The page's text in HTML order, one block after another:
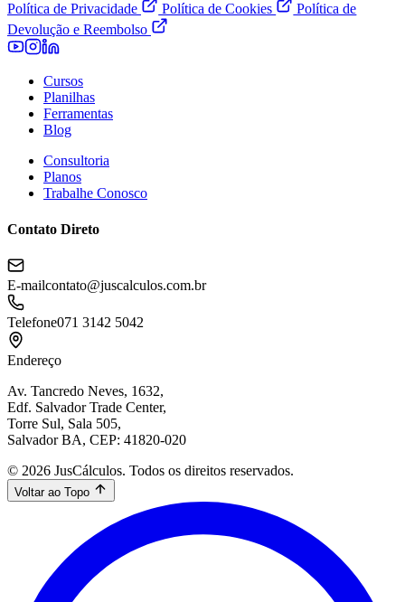
Política de Privacidade Política de Cookies
Política de
Devolução e Reembolso
Cursos
Planilhas
Ferramentas
Blog
Consultoria
Planos
Trabalhe Conosco
Contato Direto
E-mailcontato@juscalculos.com.br
Telefone071 3142 5042
Endereço
Av. Tancredo Neves, 1632,
Edf. Salvador Trade Center,
Torre Sul, Sala 505,
Salvador BA, CEP: 41820-020
© 2026 JusCálculos. Todos os direitos reservados.
Voltar ao Topo